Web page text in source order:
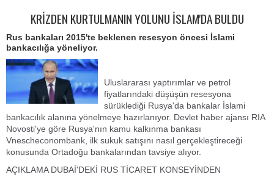
KRİZDEN KURTULMANIN YOLUNU İSLAM'DA BULDU
Rus bankaları 2015'te beklenen resesyon öncesi İslami
bankacılığa yöneliyor.
Uluslararası yaptırımlar ve petrol
fiyatlarındaki düşüşün resesyona
sürüklediği Rusya'da bankalar İslami
bankacılık alanına yönelmeye hazırlanıyor. Devlet haber ajansı RIA
Novosti'ye göre Rusya'nın kamu kalkınma bankası
Vnescheconombank, ilk sukuk satışını nasıl gerçekleştireceği
konusunda Ortadoğu bankalarından tavsiye alıyor.
AÇIKLAMA DUBAİ'DEKİ RUS TİCARET KONSEYİNDEN